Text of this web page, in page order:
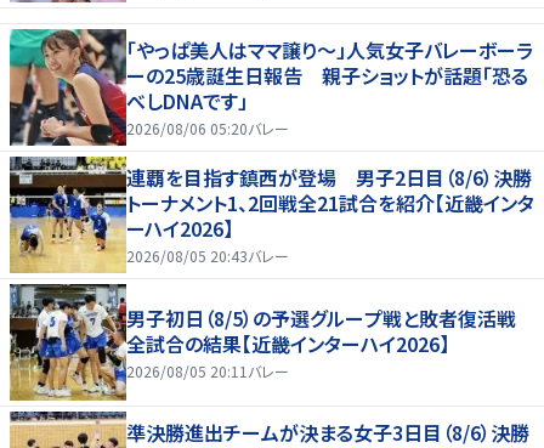
「やっぱ美人はママ譲り～」人気女子バレーボーラ
ーの25歳誕生日報告 親子ショットが話題「恐る
べしDNAです」
2026/08/06 05:20バレー
連覇を目指す鎮西が登場 男子2日目（8/6）決勝
トーナメント1、2回戦全21試合を紹介【近畿インタ
ーハイ2026】
2026/08/05 20:43バレー
男子初日（8/5）の予選グループ戦と敗者復活戦
全試合の結果【近畿インターハイ2026】
2026/08/05 20:11 バレー
準決勝進出チームが決まる女子3日目（8/6）決勝